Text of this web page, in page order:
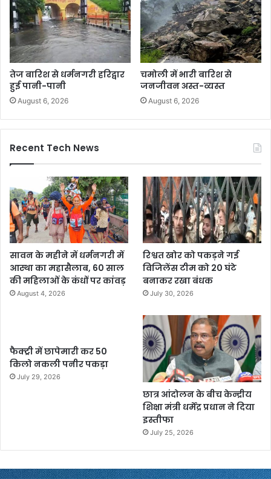
तेज बारिश से धर्मनगरी हरिद्वार
हुई पानी-पानी
August 6, 2026
चमोली में भारी बारिश से
जनजीवन अस्त-व्यस्त
August 6, 2026
Recent Tech News
सावन के महीने में धर्मनगरी में
आस्था का महासैलाब, 60 साल
की महिलाओं के कंधों पर कांवड़
August 4, 2026
रिश्वत खोर को पकड़ने गई
विजिलेंस टीम को 20 घंटे
बनाकर रखा बंधक
July 30, 2026
फैक्ट्री में छापेमारी कर 50
किलो नकली पनीर पकड़ा
July 29, 2026
छात्र आंदोलन के बीच केन्द्रीय
शिक्षा मंत्री धर्मेंद्र प्रधान ने दिया
इस्तीफा
July 25, 2026